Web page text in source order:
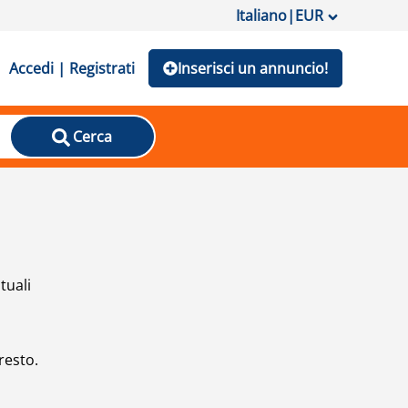
Italiano|EUR
Accedi | Registrati Inserisci un annuncio!
Cerca